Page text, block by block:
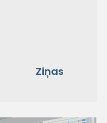
Ziņas